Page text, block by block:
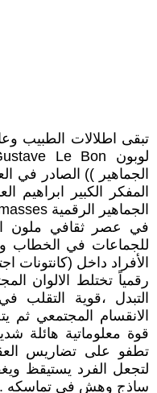
تبقى اطلالات الطبيب
المفكر الكبير ابراهيم
الجماهير الرقمية Psychology of digital masses ))
في عصر ثقافي ملون
للجماعات في الخطاب
الأفراد داخل (كانتونات
رقمياً تختلط الالوان
التبدل ،قوية التقلب
الانقسام المجتمعي ثم
قوة معلوماتية هائلة
تطفو على تضاريس
لتجعل الفرد يستيقظ
ساذج وهش في تماسكه .